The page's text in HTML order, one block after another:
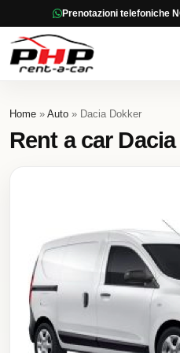
Prenotazioni telefoniche
Home » Auto » Dacia Dokker
Rent a car